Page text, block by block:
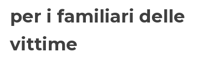
per i familiari delle
vittime